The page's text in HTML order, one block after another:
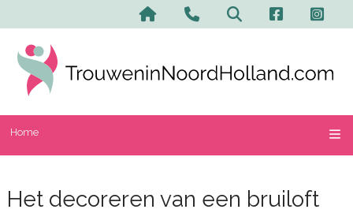
Home
Het decoreren van een bruiloft